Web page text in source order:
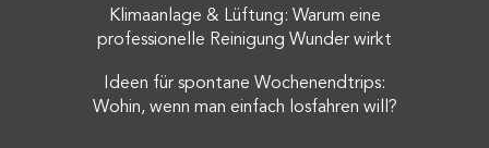
Klimaanlage & Lüftung: Warum eine
professionelle Reinigung Wunder wirkt
Ideen für spontane Wochenendtrips:
Wohin, wenn man einfach losfahren will?